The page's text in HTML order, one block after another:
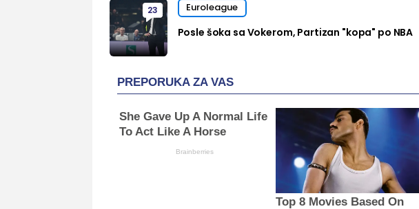
23 Euroleague
Posle šoka sa Vokerom, Partizan "kopa" po NBA
PREPORUKA ZA VAS
She Gave Up A Normal Life
To Act Like A Horse
Brainberries
Top 8 Movies Based On